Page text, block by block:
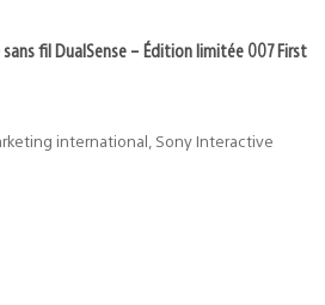
fil DualSense – Édition limitée 007 First
international, Sony Interactive